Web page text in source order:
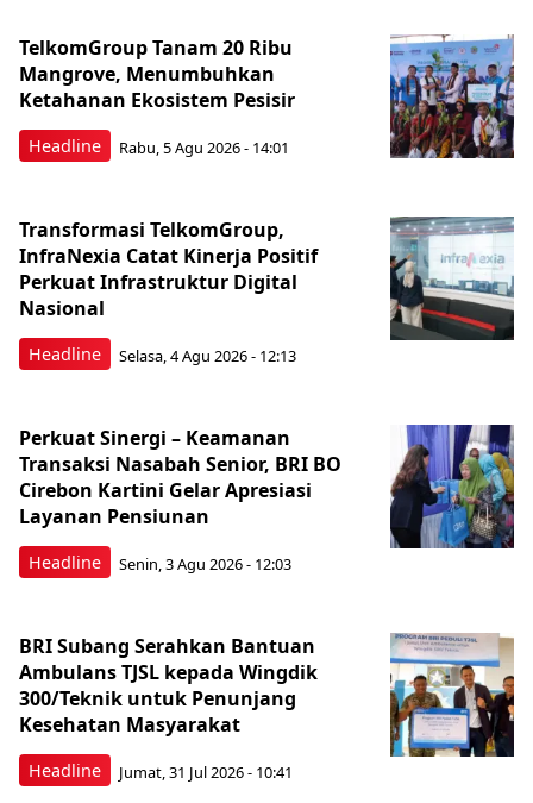
Headline
TelkomGroup Tanam 20 Ribu
Mangrove, Menumbuhkan
Ketahanan Ekosistem Pesisir
Rabu, 5 Agu 2026 - 14:01
Headline
Transformasi TelkomGroup,
InfraNexia Catat Kinerja Positif
Perkuat Infrastruktur Digital
Nasional
Selasa, 4 Agu 2026 - 12:13
Headline
Perkuat Sinergi – Keamanan
Transaksi Nasabah Senior, BRI BO
Cirebon Kartini Gelar Apresiasi
Layanan Pensiunan
Senin, 3 Agu 2026 - 12:03
Headline
BRI Subang Serahkan Bantuan
Ambulans TJSL kepada Wingdik
300/Teknik untuk Penunjang
Kesehatan Masyarakat ​
Jumat, 31 Jul 2026 - 10:41